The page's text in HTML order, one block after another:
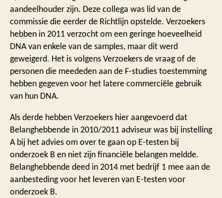
aandeelhouder zijn. Deze collega was lid van de
commissie die eerder de Richtlijn opstelde. Verzoekers
hebben in 2011 verzocht om een geringe hoeveelheid
DNA van enkele van de samples, maar dit werd
geweigerd. Het is volgens Verzoekers de vraag of de
personen die meededen aan de F-studies toestemming
hebben gegeven voor het latere commerciële gebruik
van hun DNA.
Als derde hebben Verzoekers hier aangevoerd dat
Belanghebbende in 2010/2011 adviseur was bij instelling
A bij het advies om over te gaan op E-testen bij
onderzoek B en niet zijn financiële belangen meldde.
Belanghebbende deed in 2014 met bedrijf 1 mee aan de
aanbesteding voor het leveren van E-testen voor
onderzoek B.